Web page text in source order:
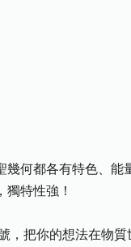
何都各有特色、能
特性強！
把你的想法在物質